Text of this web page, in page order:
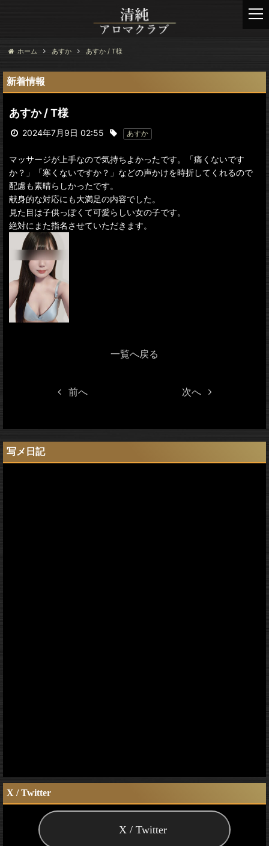
ホーム あすか あすか / T様
新着情報
あすか / T様
2024年7月9日 02:55 あすか
マッサージが上手なので気持ちよかったです。「痛くないです
か？」「寒くないですか？」などの声かけを時折してくれるので
配慮も素晴らしかったです。
献身的な対応にも大満足の内容でした。
見た目は子供っぽくて可愛らしい女の子です。
絶対にまた指名させていただきます。
前へ
一覧へ戻る
次へ
写メ日記
X / Twitter
X / Twitter
t
n